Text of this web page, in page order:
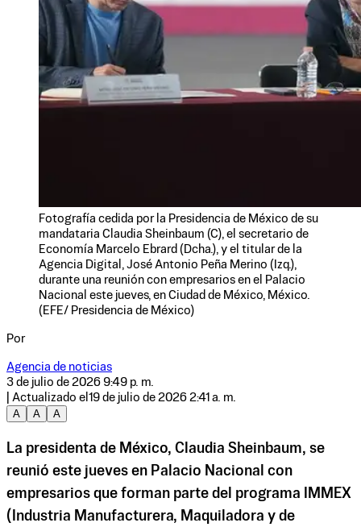
Fotografía cedida por la Presidencia de México de su
mandataria Claudia Sheinbaum (C), el secretario de
Economía Marcelo Ebrard (Dcha.), y el titular de la
Agencia Digital, José Antonio Peña Merino (Izq.),
durante una reunión con empresarios en el Palacio
Nacional este jueves, en Ciudad de México, México.
(EFE/ Presidencia de México)
Por
Agencia de noticias
3 de julio de 2026 9:49 p. m.
| Actualizado el 19 de julio de 2026 2:41 a. m.
A
A A
La presidenta de México, Claudia Sheinbaum, se
reunió este jueves en Palacio Nacional con
empresarios que forman parte del programa IMMEX
(Industria Manufacturera, Maquiladora y de